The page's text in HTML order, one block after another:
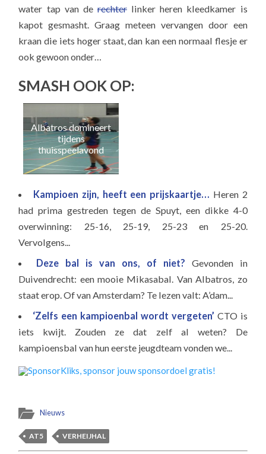
water tap van de rechter linker heren kleedkamer is
kapot gesmasht. Graag meteen vervangen door een
kraan die iets hoger staat, dan kan een normaal flesje er
ook gewoon onder…
SMASH OOK OP:
Albatros domineert
tijdens
thuisspeelavond
Kampioen zijn, heeft een prijskaartje… Heren 2
had prima gestreden tegen de Spuyt, een dikke 4-0
overwinning: 25-16, 25-19, 25-23 en 25-20.
Vervolgens...
Deze bal is van ons, of niet? Gevonden in
Duivendrecht: een mooie Mikasabal. Van Albatros, zo
staat erop. Of van Amsterdam? Te lezen valt: A’dam...
‘Zelfs een kampioenbal wordt vergeten’ CTO is
iets kwijt. Zouden ze dat zelf al weten? De
kampioensbal van hun eerste jeugdteam vonden we...
Nieuws
AT5 VERHEIJHAL